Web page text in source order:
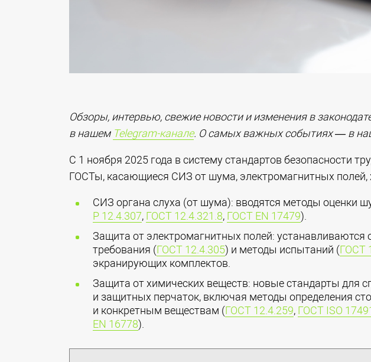
Обзоры, интервью, свежие новости и изменения в
в нашем Telegram-канале. О самых важных событиях — в
С 1 ноября 2025 года в систему стандартов безопасности
ГОСТы, касающиеся СИЗ от шума, электромагнитных полей,
СИЗ органа слуха (от шума): вводятся методы оценки
Р 12.4.307, ГОСТ 12.4.321.8, ГОСТ ЕN 17479).
Защита от электромагнитных полей: устанавливаются
требования (ГОСТ 12.4.305) и методы испытаний (ГОСТ
экранирующих комплектов.
Защита от химических веществ: новые стандарты для
и защитных перчаток, включая методы определения
и конкретным веществам (ГОСТ 12.4.259, ГОСТ ISO
EN 16778).